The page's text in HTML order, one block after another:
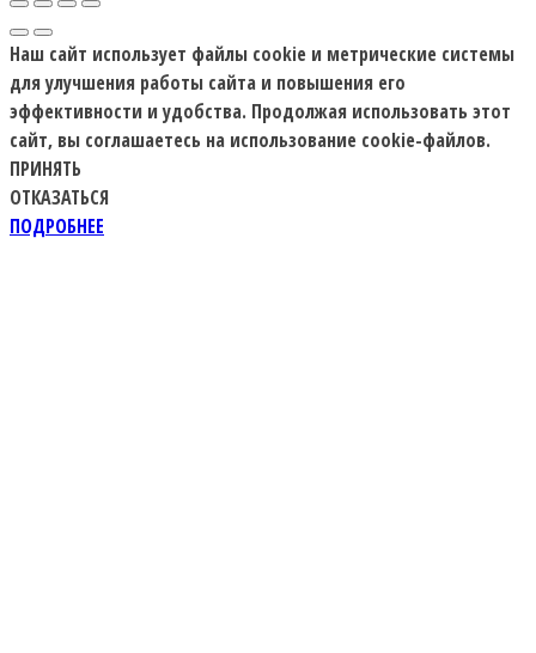
Наш сайт использует файлы cookie и метрические системы
для улучшения работы сайта и повышения его
эффективности и удобства. Продолжая использовать этот
сайт, вы соглашаетесь на использование cookie-файлов.
ПРИНЯТЬ
ОТКАЗАТЬСЯ
ПОДРОБНЕЕ